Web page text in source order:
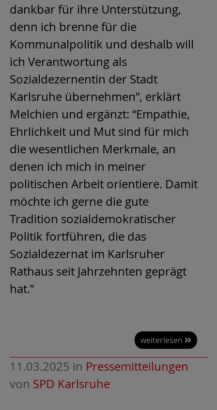
dankbar für ihre Unterstützung,
denn ich brenne für die
Kommunalpolitik und deshalb will
ich Verantwortung als
Sozialdezernentin der Stadt
Karlsruhe übernehmen”, erklärt
Melchien und ergänzt: “Empathie,
Ehrlichkeit und Mut sind für mich
die wesentlichen Merkmale, an
denen ich mich in meiner
politischen Arbeit orientiere. Damit
möchte ich gerne die gute
Tradition sozialdemokratischer
Politik fortführen, die das
Sozialdezernat im Karlsruher
Rathaus seit Jahrzehnten geprägt
hat.”
weiterlesen
11.03.2025 in Pressemitteilungen
von SPD Karlsruhe